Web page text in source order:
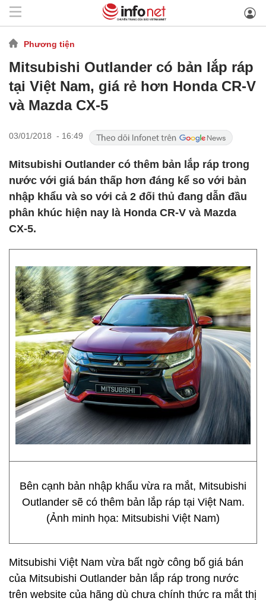
Phương tiện
Mitsubishi Outlander có bản lắp ráp
tại Việt Nam, giá rẻ hơn Honda CR-V
và Mazda CX-5
03/01/2018 - 16:49
Mitsubishi Outlander có thêm bản lắp ráp trong
nước với giá bán thấp hơn đáng kể so với bản
nhập khẩu và so với cả 2 đối thủ đang dẫn đầu
phân khúc hiện nay là Honda CR-V và Mazda
CX-5.
Bên cạnh bản nhập khẩu vừa ra mắt, Mitsubishi
Outlander sẽ có thêm bản lắp ráp tại Việt Nam.
(Ảnh minh họa: Mitsubishi Việt Nam)
Mitsubishi Việt Nam vừa bất ngờ công bố giá bán
của Mitsubishi Outlander bản lắp ráp trong nước
trên website của hãng dù chưa chính thức ra mắt thị